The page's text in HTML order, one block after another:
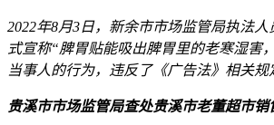
2022年8月3日，新余市市场监管局执法
式宣称“脾胃贴能吸出脾胃里的老寒湿害
当事人的行为，违反了《广告法》相关
贵溪市市场监管局查处贵溪市老董超市